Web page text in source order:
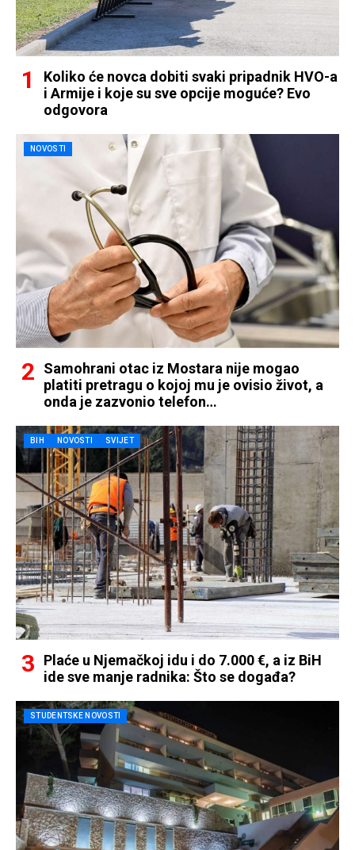
Koliko će novca dobiti svaki pripadnik HVO-a
i Armije i koje su sve opcije moguće? Evo
odgovora
NOVOSTI
Samohrani otac iz Mostara nije mogao
platiti pretragu o kojoj mu je ovisio život, a
onda je zazvonio telefon…
BIH NOVOSTI SVIJET
Plaće u Njemačkoj idu i do 7.000 €, a iz BiH
ide sve manje radnika: Što se događa?
STUDENTSKE NOVOSTI